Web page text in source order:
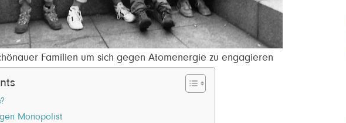
Familien um sich gegen Atomenergie zu engagieren
Monopolist